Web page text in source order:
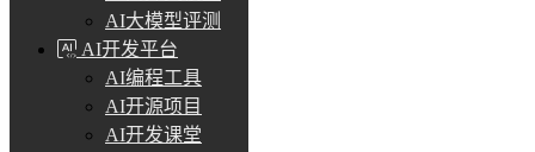
AI大模型评测
AI开发平台
AI编程工具
AI开源项目
AI开发课堂